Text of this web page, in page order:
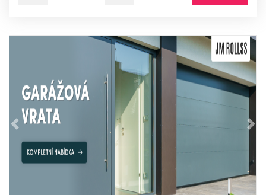
Předchozí